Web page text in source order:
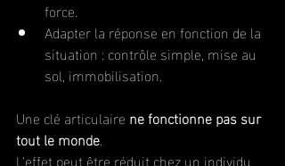
force.
Adapter la réponse en fonction de la
situation : contrôle simple, mise au
sol, immobilisation.
Une clé articulaire ne fonctionne pas sur
tout le monde.
L’effet peut être réduit chez un individu